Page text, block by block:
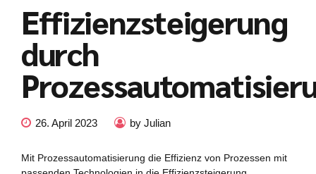
Effizienzsteigerung
durch
26. April 2023 by Julian
Mit Prozessautomatisierung die Effizienz von Prozessen mit